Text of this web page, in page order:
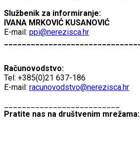
Službenik za informiranje:
IVANA MRKOVIĆ KUSANOVIĆ
E-mail: ppi@nerezisca.hr
Računovodstvo:
Tel: +385(0)21 637-186
E-mail: racunovodstvo@nerezisca.hr
Pratite nas na društvenim mrežama: